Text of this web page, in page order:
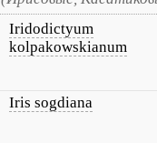
Iridodictyum
kolpakowskianum
Iris sogdiana